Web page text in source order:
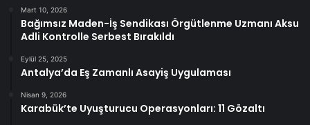
Mart 10, 2026
Bağımsız Maden-İş Sendikası Örgütlenme Uzmanı Aksu
Adli Kontrolle Serbest Bırakıldı
Eylül 25, 2025
Antalya’da Eş Zamanlı Asayiş Uygulaması
Nisan 9, 2026
Karabük’te Uyuşturucu Operasyonları: 11 Gözaltı